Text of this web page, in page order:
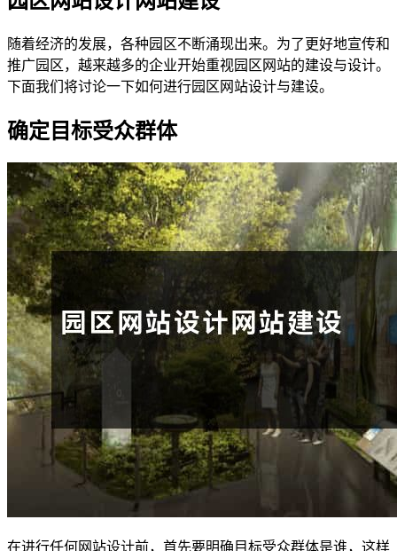
随着经济的发展，各种园区不断涌现出来。为了更好地宣传和
推广园区，越来越多的企业开始重视园区网站的建设与设计。
下面我们将讨论一下如何进行园区网站设计与建设。
确定目标受众群体
在进行任何网站设计前，首先要明确目标受众群体是谁，这样